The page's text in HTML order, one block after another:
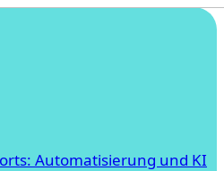
Automatisierung und KI